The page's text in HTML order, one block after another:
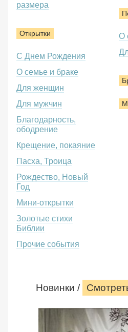
размера
Открытки
С Днем Рождения
О семье и браке
Для женщин
Для мужчин
Благодарность,
ободрение
Крещение, покаяние
Пасха, Троица
Рождество, Новый
Год
Мини-открытки
Золотые стихи
Библии
Прочие события
О
Новинки /